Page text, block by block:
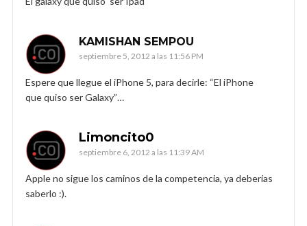
KAMISHAN SEMPOU
septiembre 5, 2012 a las 11:56 PM
Espere que llegue el iPhone 5, para decirle: “El iPhone
que quiso ser Galaxy”…
Limoncito0
septiembre 6, 2012 a las 11:39 AM
Apple no sigue los caminos de la competencia, ya deberías
saberlo :).